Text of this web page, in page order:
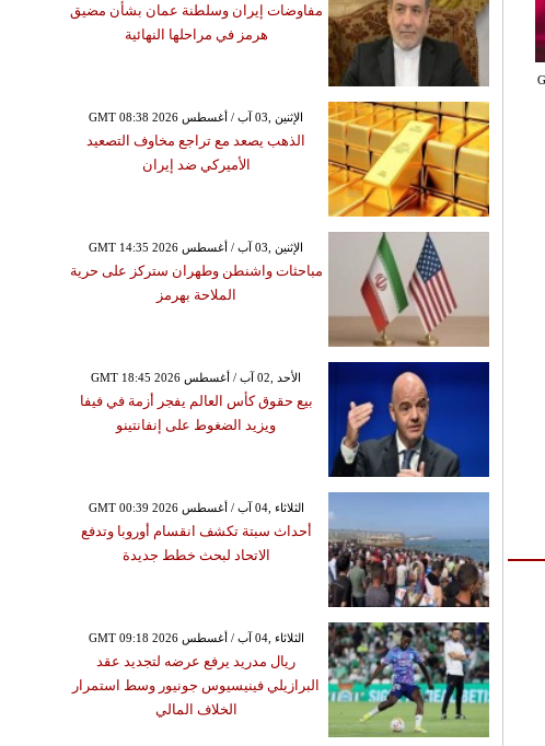
السبت ,01 آب / أغسطس GMT 17:10
2026
مانشستر يونايتد يقلب الطاولة
على أتلتيكو مدريد بثنائية
مبيومو في ودية مثيرة
مفاوضات إيران وسلطنة عمان بشأن مضيق
هرمز في مراحلها النهائية
GMT 08:38 2026 الإثنين ,03 آب / أغسطس
الذهب يصعد مع تراجع مخاوف التصعيد
الأميركي ضد إيران
GMT 14:35 2026 الإثنين ,03 آب / أغسطس
مباحثات واشنطن وطهران ستركز على حرية
الملاحة بهرمز
GMT 18:45 2026 الأحد ,02 آب / أغسطس
بيع حقوق كأس العالم يفجر أزمة في فيفا
ويزيد الضغوط على إنفانتينو
GMT 00:39 2026 الثلاثاء ,04 آب / أغسطس
أحداث سبتة تكشف انقسام أوروبا وتدفع
الاتحاد لبحث خطط جديدة
GMT 09:18 2026 الثلاثاء ,04 آب / أغسطس
ريال مدريد يرفع عرضه لتجديد عقد
البرازيلي فينيسيوس جونيور وسط استمرار
الخلاف المالي